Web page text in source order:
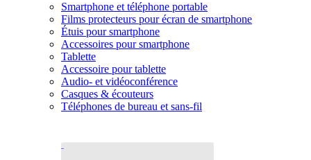
Smartphone et téléphone portable
Films protecteurs pour écran de smartphone
Étuis pour smartphone
Accessoires pour smartphone
Tablette
Accessoire pour tablette
Audio- et vidéoconférence
Casques & écouteurs
Téléphones de bureau et sans-fil